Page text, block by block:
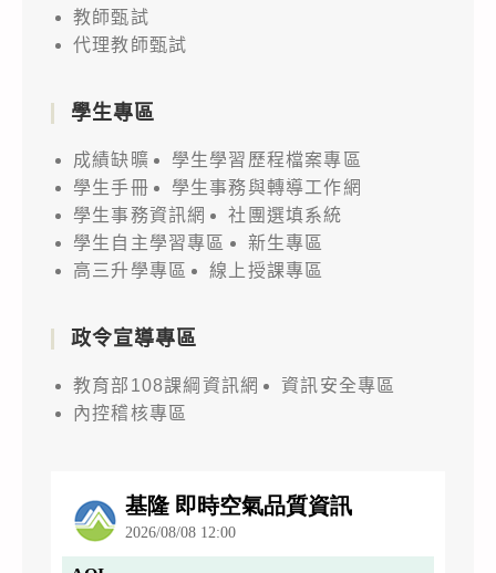
教師甄試
代理教師甄試
學生專區
成績缺曠
學生學習歷程檔案專區
學生手冊
學生事務與轉導工作網
學生事務資訊網
社團選填系統
學生自主學習專區
新生專區
高三升學專區
線上授課專區
政令宣導專區
教育部108課綱資訊網
資訊安全專區
內控稽核專區